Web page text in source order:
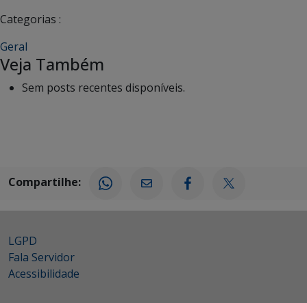
Categorias :
Geral
Veja Também
Sem posts recentes disponíveis.
Compartilhe:
LGPD
Fala Servidor
Acessibilidade